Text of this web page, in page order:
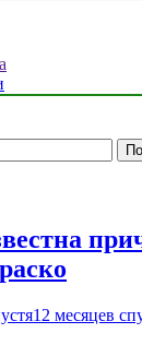
12 месяцев